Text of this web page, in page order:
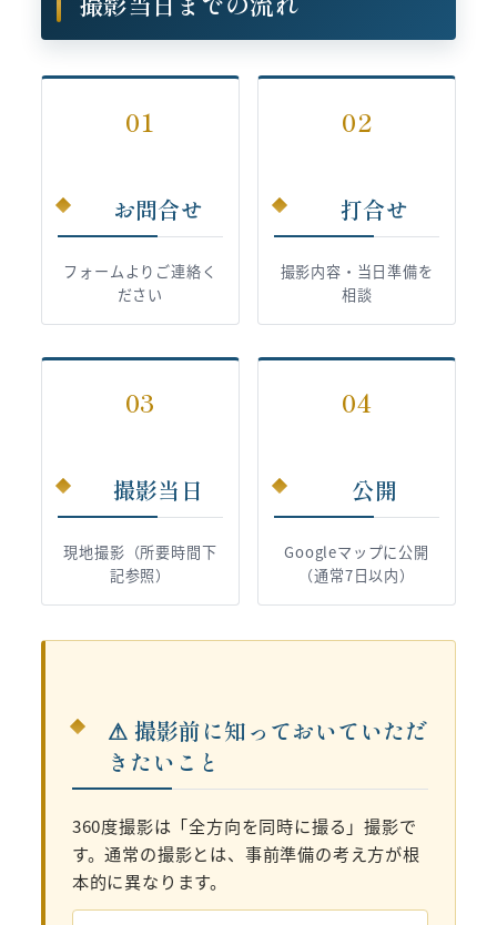
01
お問合せ
フォームよりご連絡く
ださい
02
打合せ
撮影内容・当日準備を
相談
03
撮影当日
現地撮影（所要時間下
記参照）
04
公開
Googleマップに公開
（通常7日以内）
⚠ 撮影前に知っておいていただ
きたいこと
360度撮影は「全方向を同時に撮る」撮影で
す。通常の撮影とは、事前準備の考え方が根
本的に異なります。